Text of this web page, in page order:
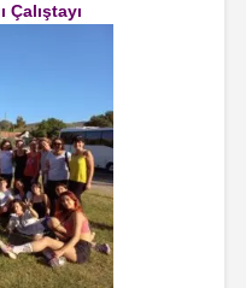
Çalıştayı